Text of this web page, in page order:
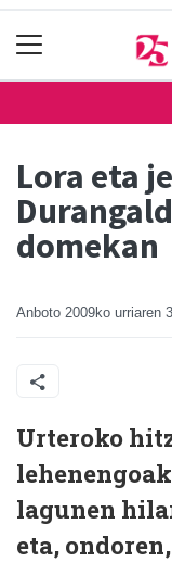
Lora eta
domekan
Anboto 2009ko urriaren
Urteroko
lagunen
eta,